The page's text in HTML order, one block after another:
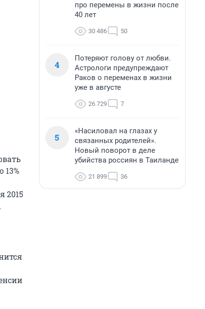
13%
2015
про перемены в жизни после
40 лет
30 486 50
4
Потеряют голову от любви.
Астрологи предупреждают
Раков о переменах в жизни
уже в августе
26 729 7
5
«Насиловал на глазах у
связанных родителей».
Новый поворот в деле
убийства россиян в Таиланде
21 899 36